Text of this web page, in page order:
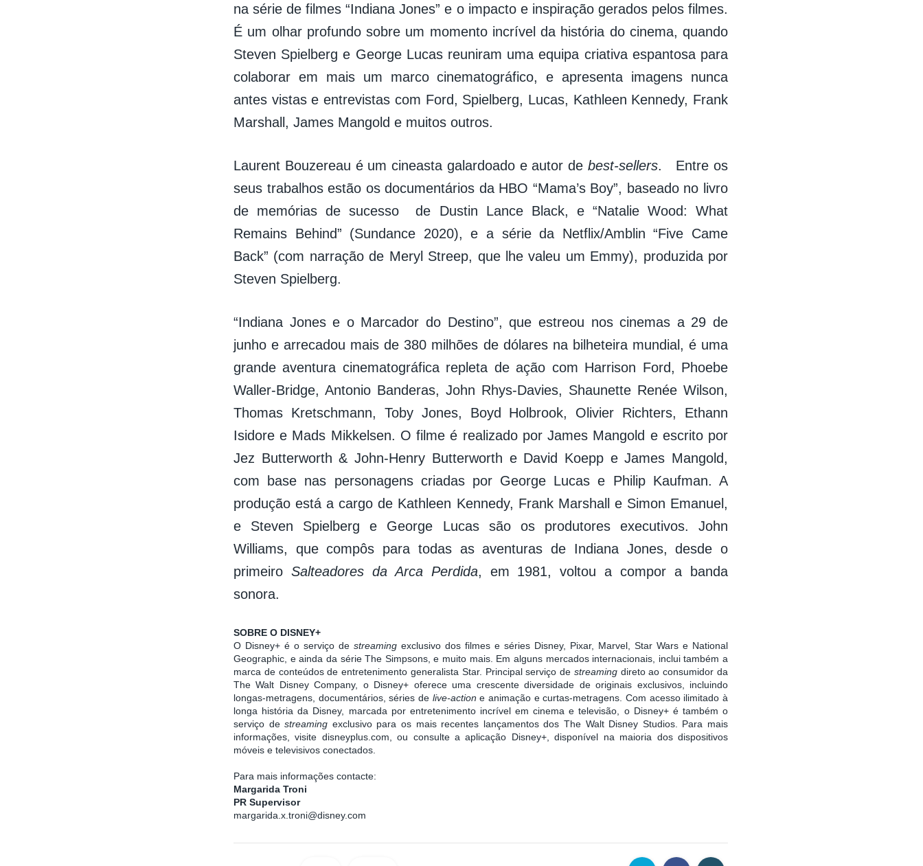
na série de filmes “Indiana Jones” e o impacto e inspiração gerados pelos filmes.
É um olhar profundo sobre um momento incrível da história do cinema, quando
Steven Spielberg e George Lucas reuniram uma equipa criativa espantosa para
colaborar em mais um marco cinematográfico, e apresenta imagens nunca
antes vistas e entrevistas com Ford, Spielberg, Lucas, Kathleen Kennedy, Frank
Marshall, James Mangold e muitos outros.
Laurent Bouzereau é um cineasta galardoado e autor de best-sellers. Entre os
seus trabalhos estão os documentários da HBO “Mama’s Boy”, baseado no livro
de memórias de sucesso de Dustin Lance Black, e “Natalie Wood: What
Remains Behind” (Sundance 2020), e a série da Netflix/Amblin “Five Came
Back” (com narração de Meryl Streep, que lhe valeu um Emmy), produzida por
Steven Spielberg.
“Indiana Jones e o Marcador do Destino”, que estreou nos cinemas a 29 de
junho e arrecadou mais de 380 milhões de dólares na bilheteira mundial, é uma
grande aventura cinematográfica repleta de ação com Harrison Ford, Phoebe
Waller-Bridge, Antonio Banderas, John Rhys-Davies, Shaunette Renée Wilson,
Thomas Kretschmann, Toby Jones, Boyd Holbrook, Olivier Richters, Ethann
Isidore e Mads Mikkelsen. O filme é realizado por James Mangold e escrito por
Jez Butterworth & John-Henry Butterworth e David Koepp e James Mangold,
com base nas personagens criadas por George Lucas e Philip Kaufman. A
produção está a cargo de Kathleen Kennedy, Frank Marshall e Simon Emanuel,
e Steven Spielberg e George Lucas são os produtores executivos. John
Williams, que compôs para todas as aventuras de Indiana Jones, desde o
primeiro Salteadores da Arca Perdida, em 1981, voltou a compor a banda
sonora.
SOBRE O DISNEY+
O Disney+ é o serviço de streaming exclusivo dos filmes e séries Disney, Pixar, Marvel, Star Wars e National
Geographic, e ainda da série The Simpsons, e muito mais. Em alguns mercados internacionais, inclui também a
marca de conteúdos de entretenimento generalista Star. Principal serviço de streaming direto ao consumidor da
The Walt Disney Company, o Disney+ oferece uma crescente diversidade de originais exclusivos, incluindo
longas-metragens, documentários, séries de live-action e animação e curtas-metragens. Com acesso ilimitado à
longa história da Disney, marcada por entretenimento incrível em cinema e televisão, o Disney+ é também o
serviço destreaming exclusivo para os mais recentes lançamentos dos The Walt Disney Studios. Para mais
informações, visite disneyplus.com, ou consulte a aplicação Disney+, disponível na maioria dos dispositivos
móveis e televisivos conectados.
Para mais informações contacte:
Margarida Troni
PR Supervisor
margarida.x.troni@disney.com